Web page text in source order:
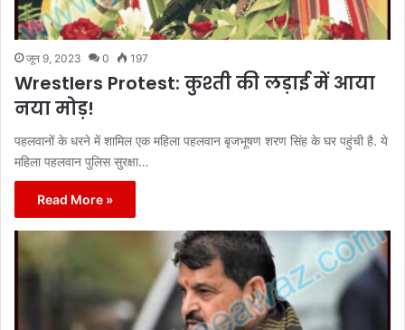
जून 9, 2023 0 197
Wrestlers Protest: कुश्ती की लड़ाई में आया
नया मोड़!
पहलवानों के धरने में शामिल एक महिला पहलवान बृजभूषण शरण सिंह के घर पहुंची है. ये
महिला पहलवान पुलिस सुरक्षा…
Read More »